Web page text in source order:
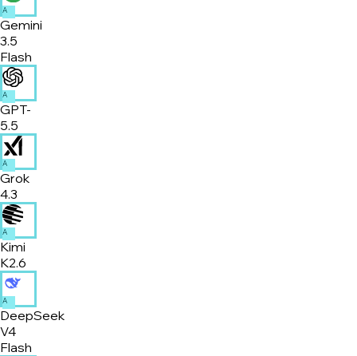
A
Gemini
3.5
Flash
A
GPT-
5.5
A
Grok
4.3
A
Kimi
K2.6
A
DeepSeek
V4
Flash